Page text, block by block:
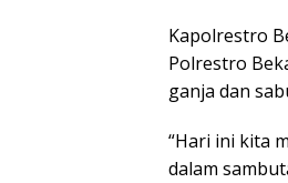
Kapolrestro
Polrestro
ganja dan
“Hari ini kita
dalam